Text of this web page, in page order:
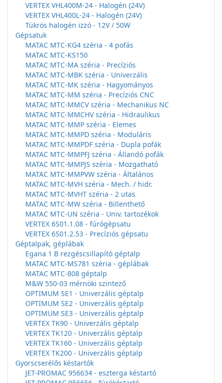
VERTEX VHL400M-24 - Halogén (24V)
VERTEX VHL400L-24 - Halogén (24V)
Tükrös halogén izzó - 12V / 50W
Gépsatuk
MATAC MTC-KG4 széria - 4 pofás
MATAC MTC-KS150
MATAC MTC-MA széria - Precíziós
MATAC MTC-MBK széria - Univerzális
MATAC MTC-MK széria - Hagyományos
MATAC MTC-MM széria - Precíziós CNC
MATAC MTC-MMCV széria - Mechanikus NC
MATAC MTC-MMCHV széria - Hidraulikus
MATAC MTC-MMP széria - Elemes
MATAC MTC-MMPD széria - Moduláris
MATAC MTC-MMPDF széria - Dupla pofák
MATAC MTC-MMPFJ széria - Állandó pofák
MATAC MTC-MMPJS széria - Mozgatható
MATAC MTC-MMPVW széria - Általános
MATAC MTC-MVH széria - Mech. / hidr.
MATAC MTC-MVHT széria - 2 utas
MATAC MTC-MW széria - Billenthető
MATAC MTC-UN széria - Univ. tartozékok
VERTEX 6S01.1.08 - fúrógépsatu
VERTEX 6S01.2.53 - Precíziós gépsatu
Géptalpak, géplábak
Egana 1 B rezgéscsillapító géptalp
MATAC MTC-MS781 széria - géplábak
MATAC MTC-808 géptalp
M&W 550-03 mérnöki szintező
OPTIMUM SE1 - Univerzális géptalp
OPTIMUM SE2 - Univerzális géptalp
OPTIMUM SE3 - Univerzális géptalp
VERTEX TK90 - Univerzális géptalp
VERTEX TK120 - Univerzális géptalp
VERTEX TK160 - Univerzális géptalp
VERTEX TK200 - Univerzális géptalp
Gyorscserélős késtartók
JET-PROMAC 956634 - eszterga késtartó